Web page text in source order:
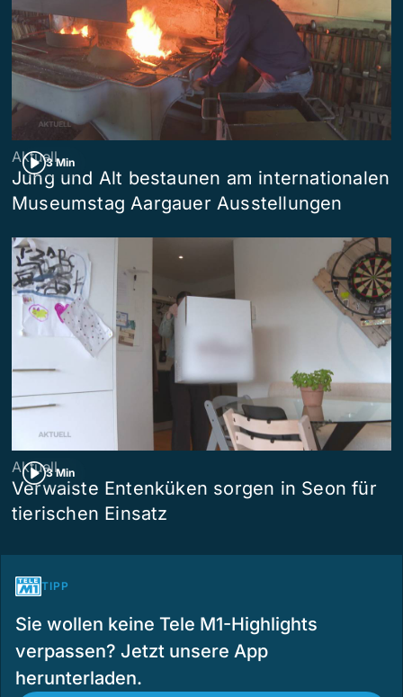
3 Min
Aktuell
Jung und Alt bestaunen am internationalen
Museumstag Aargauer Ausstellungen
3 Min
Aktuell
Verwaiste Entenküken sorgen in Seon für
tierischen Einsatz
TIPP
Sie wollen keine Tele M1-Highlights
verpassen? Jetzt unsere App
herunterladen.